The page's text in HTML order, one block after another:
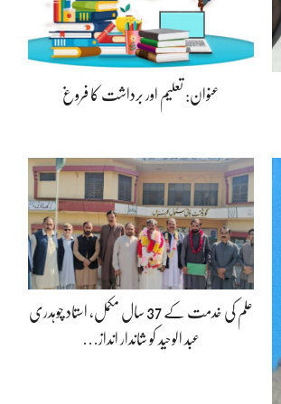
عنوان: تعلیم اور برداشت کا فروغ
علم کی خدمت کے 37 سال مکمل، استاد چوہدری
عبد الوحید کو شاندار انداز…